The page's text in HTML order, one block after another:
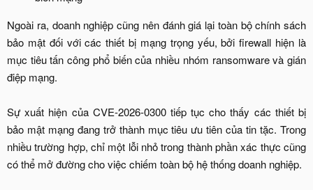
Ngoài ra, doanh nghiệp cũng nên đánh giá lại toàn bộ chính sách
bảo mật đối với các thiết bị mạng trọng yếu, bởi firewall hiện là
mục tiêu tấn công phổ biến của nhiều nhóm ransomware và gián
điệp mạng.
Sự xuất hiện của CVE-2026-0300 tiếp tục cho thấy các thiết bị
bảo mật mạng đang trở thành mục tiêu ưu tiên của tin tặc. Trong
nhiều trường hợp, chỉ một lỗi nhỏ trong thành phần xác thực cũng
có thể mở đường cho việc chiếm toàn bộ hệ thống doanh nghiệp.